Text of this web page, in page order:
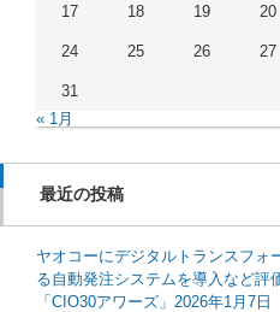
17 18 19 20
24 25 26 27
31
« 1月
最近の投稿
ヤオコーにデジタルトランスフ
る自動発注システムを導入など
「CIO30アワーズ」2026年1月7日